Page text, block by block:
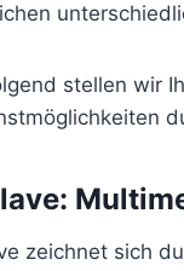
stellen wir
zeichnet sich